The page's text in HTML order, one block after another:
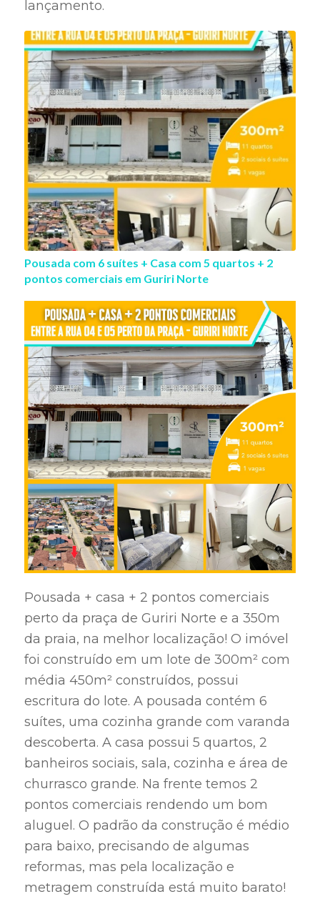
lançamento.
Pousada com 6 suítes + Casa com 5 quartos + 2
pontos comerciais em Guriri Norte
Pousada + casa + 2 pontos comerciais
perto da praça de Guriri Norte e a 350m
da praia, na melhor localização! O imóvel
foi construído em um lote de 300m² com
média 450m² construídos, possui
escritura do lote. A pousada contém 6
suítes, uma cozinha grande com varanda
descoberta. A casa possui 5 quartos, 2
banheiros sociais, sala, cozinha e área de
churrasco grande. Na frente temos 2
pontos comerciais rendendo um bom
aluguel. O padrão da construção é médio
para baixo, precisando de algumas
reformas, mas pela localização e
metragem construída está muito barato!